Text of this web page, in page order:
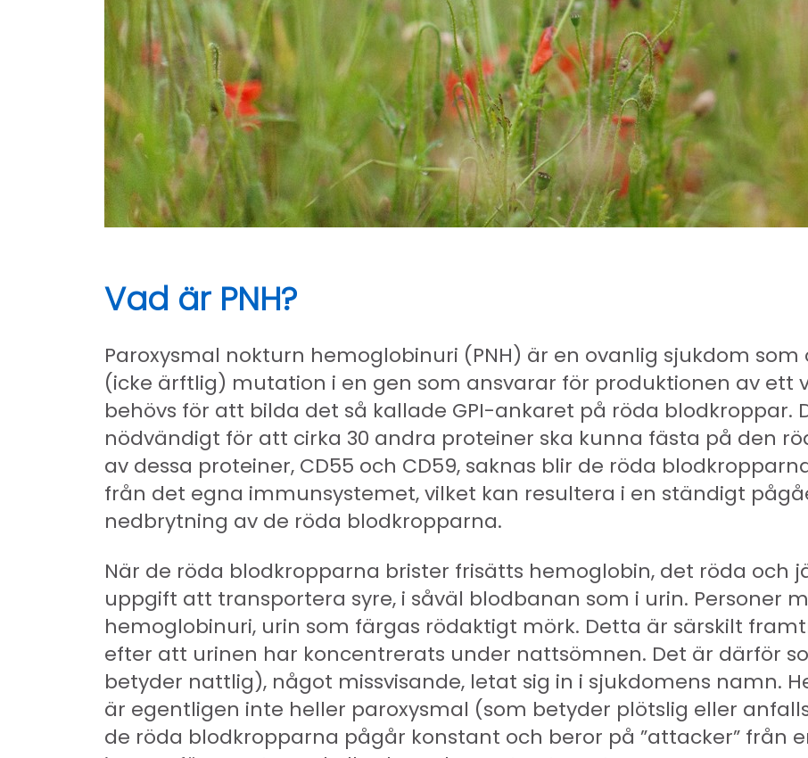
Vad är PNH?
Paroxysmal nokturn hemoglobinuri (PNH) är en ovanlig sjukdom som
(icke ärftlig) mutation i en gen som ansvarar för produktionen av ett
behövs för att bilda det så kallade GPI-ankaret på röda blodkroppar.
nödvändigt för att cirka 30 andra proteiner ska kunna fästa på den
av dessa proteiner, CD55 och CD59, saknas blir de röda
från det egna immunsystemet, vilket kan resultera i en ständigt
nedbrytning av de röda blodkropparna.
När de röda blodkropparna brister frisätts hemoglobin, det röda och
uppgift att transportera syre, i såväl blodbanan som i urin. Personer
hemoglobinuri, urin som färgas rödaktigt mörk. Detta är särskilt
efter att urinen har koncentrerats under nattsömnen. Det är därför
betyder nattlig), något missvisande, letat sig in i sjukdomens namn.
är egentligen inte heller paroxysmal (som betyder plötslig eller
de röda blodkropparna pågår konstant och beror på ”attacker” från